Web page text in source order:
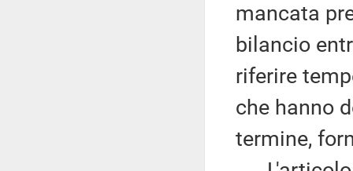
mancata
bilancio
riferire
che hanno
termine,